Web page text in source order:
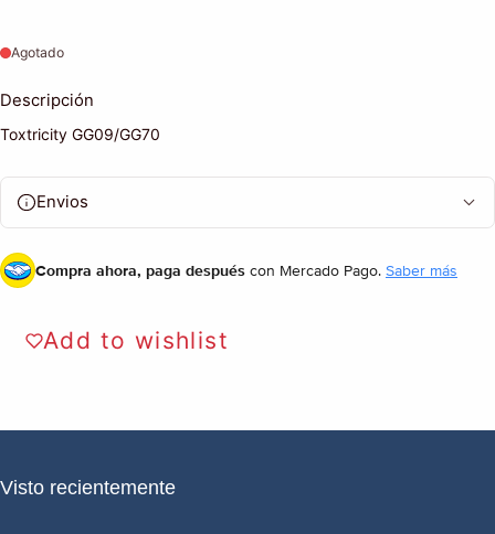
Agotado
Descripción
Toxtricity GG09/GG70
Envios
Compra ahora, paga después con Mercado Pago. Saber más
Add to wishlist
Visto recientemente